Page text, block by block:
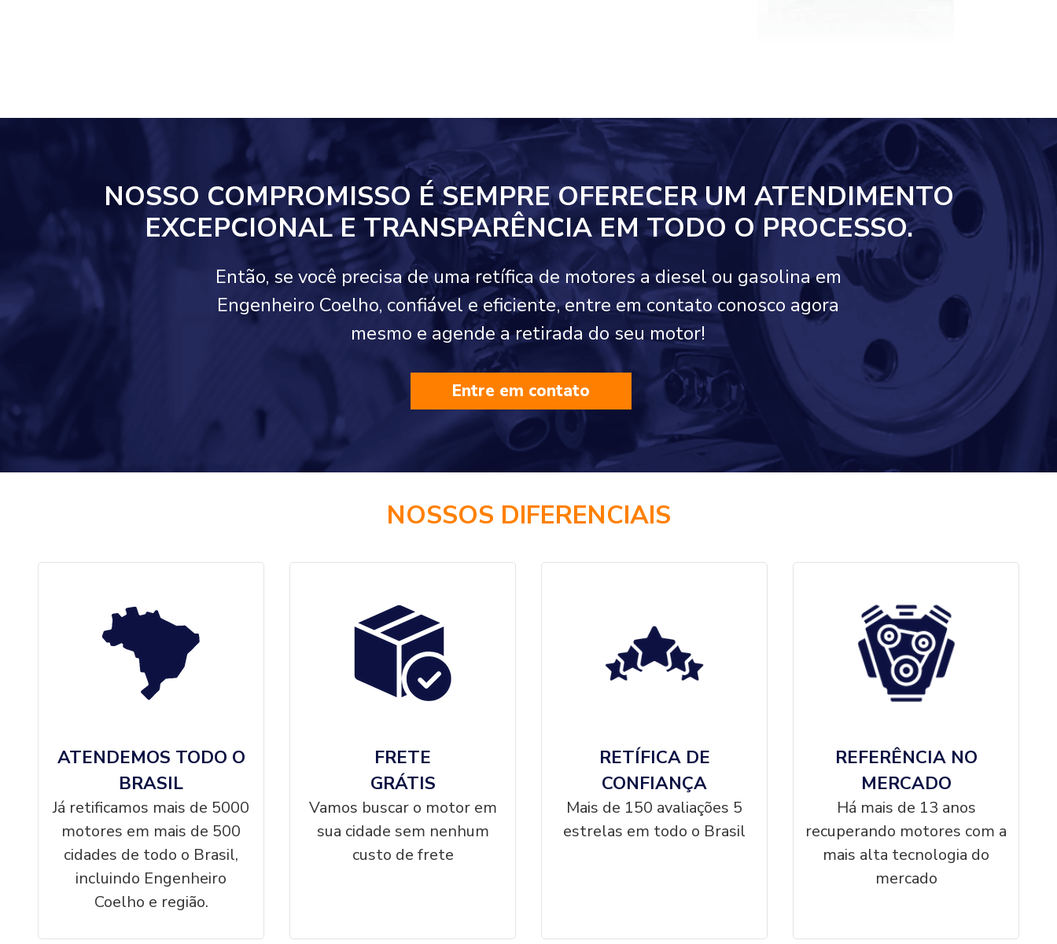
NOSSO COMPROMISSO É SEMPRE OFERECER UM ATENDIMENTO
EXCEPCIONAL E TRANSPARÊNCIA EMTODO O PROCESSO.
Então, se você precisa de uma retífica de motores a diesel ou gasolina em
Engenheiro Coelho, confiável e eficiente, entre em contato conosco agora
mesmo e agende a retirada do seu motor!
Entre em contato
NOSSOS DIFERENCIAIS
ATENDEMOS TODO O
BRASIL
Já retificamos mais de 5000
motores em mais de 500
cidades de todo o Brasil,
incluindo Engenheiro
Coelho e região.
FRETE
GRÁTIS
Vamos buscar o motor em
sua cidade sem nenhum
custo de frete
RETÍFICA DE
CONFIANÇA
Mais de 150 avaliações 5
estrelas em todo o Brasil
REFERÊNCIA NO
MERCADO
Há mais de 13 anos
recuperando motores com a
mais alta tecnologia do
mercado